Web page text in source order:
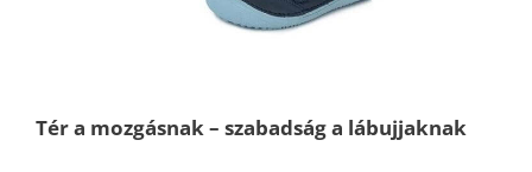
Tér a mozgásnak – szabadság a lábujjaknak